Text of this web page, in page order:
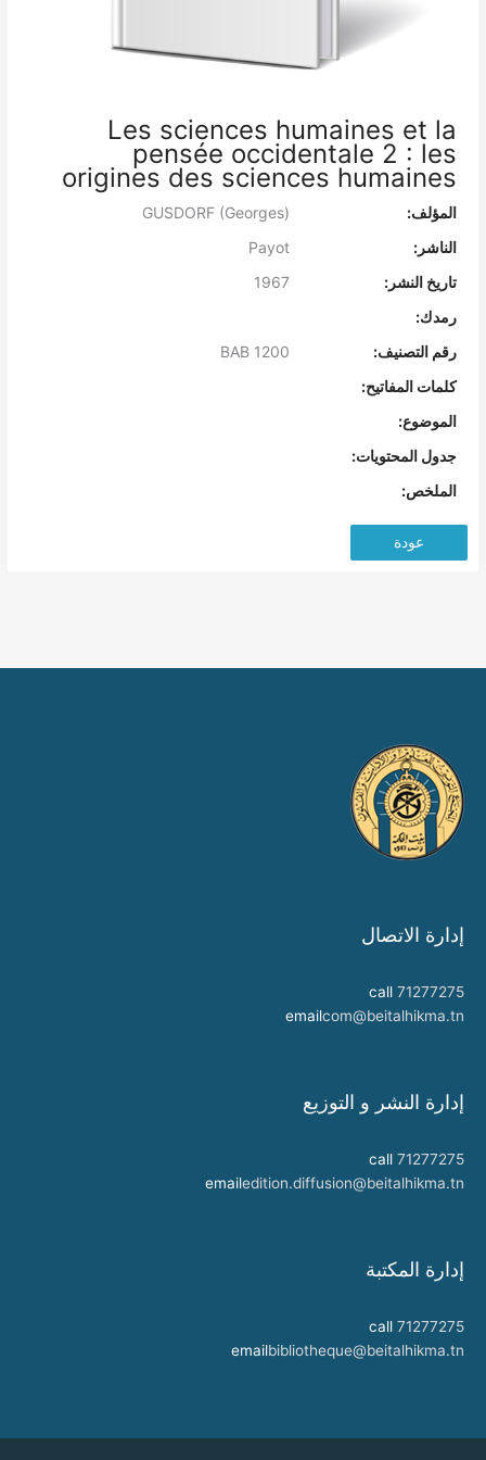
Les sciences humaines et la
pensée occidentale 2 : les
origines des sciences humaines
المؤلف:
الناشر:
Payot
تاريخ النشر:
رمدك:
رقم التصنيف:
كلمات المفاتيح:
الموضوع:
جدول المحتويات:
الملخص:
عودة
إدارة الاتصال
call 71277275
emailcom@beitalhikma.tn
إدارة النشر و التوزيع
call 71277275
emailedition.diffusion@beitalhikma.tn
إدارة المكتبة
call 71277275
emailbibliotheque@beitalhikma.tn